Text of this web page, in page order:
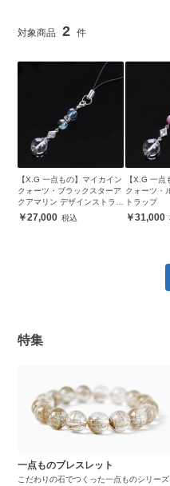
2
【X.G 一点もの】マイカイン
クォーツ・ブラックスターア
クアマリン デザインストラッ
プ 27,000
【X.G 一
クォーツ・
トラップ
31,000
特集
一点ものブレスレット
こだわりの石でつくった一点ものシリーズ